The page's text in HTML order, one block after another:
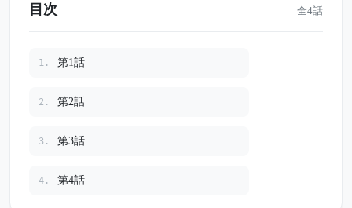
を出たのか、それとも日常のわずかな隙間で、何かに巻き
目次 全4話
1. 第1話
2. 第2話
3. 第3話
4. 第4話